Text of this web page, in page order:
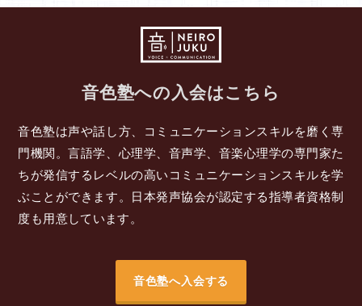
音色塾への入会はこちら
音色塾は声や話し方、コミュニケーションスキルを磨く専
門機関。言語学、心理学、音声学、音楽心理学の専門家た
ちが発信するレベルの高いコミュニケーションスキルを学
ぶことができます。日本発声協会が認定する指導者資格制
度も用意しています。
音色塾へ入会する